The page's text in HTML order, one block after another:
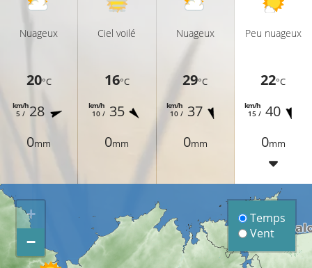
Nuageux
20°C
5 /
km/h28
0mm
Ciel voilé
16°C
10 /
km/h 35
0mm
Nuageux
29°C
10 /
km/h 37
0mm
Peu nuageux
22°C
15 /
km/h 40
0mm
+
−
Temps
Vent